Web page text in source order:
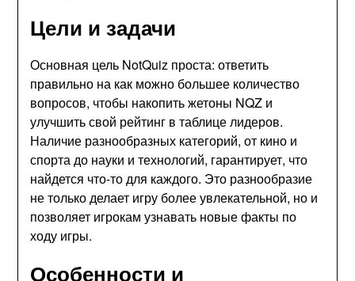
Цели и задачи
Основная цель NotQuiz проста: ответить
правильно на как можно большее количество
вопросов, чтобы накопить жетоны NQZ и
улучшить свой рейтинг в таблице лидеров.
Наличие разнообразных категорий, от кино и
спорта до науки и технологий, гарантирует, что
найдется что-то для каждого. Это разнообразие
не только делает игру более увлекательной, но и
позволяет игрокам узнавать новые факты по
ходу игры.
Особенности и